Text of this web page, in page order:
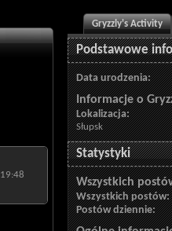
19:48
Gryzzly's Activity
Podstawowe
Data urodzenia
Informacje o
Lokalizacja:
Słupsk
Statystyki
Wszystkich
Wszystkich postów
Postów dziennie